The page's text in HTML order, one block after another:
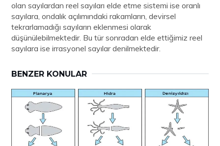
olan sayılardan reel sayıları elde etme sistemi ise oranlı
sayılara, ondalık açılımındaki rakamların, devirsel
tekrarlamadığı sayıların eklenmesi olarak
düşünülebilmektedir. Bu tür sonradan elde ettiğimiz reel
sayılara ise irrasyonel sayılar denilmektedir.
BENZER KONULAR